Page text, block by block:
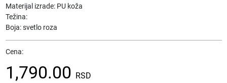
Materijal izrade: PU koža
Težina:
Boja: svetlo roza
Cena:
1,790.00 RSD